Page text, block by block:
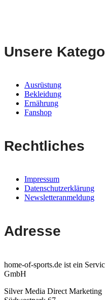
Unsere
Ausrüstung
Bekleidung
Ernährung
Fanshop
Rechtliches
Impressum
Datenschutzerklärung
Newsletteranmeldung
Adresse
home-of-sports.de ist ein
GmbH
Silver Media Direct Marketing